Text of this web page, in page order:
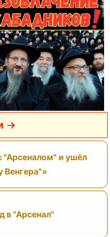
"Арсеналом" и ушёл
Венгера"»
в "Арсенал"